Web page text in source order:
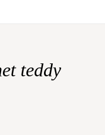
teddy